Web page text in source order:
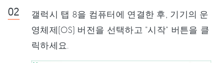
갤럭시 탭 8을 컴퓨터에 연결한 후, 기기의 운
영체제(OS) 버전을 선택하고 "시작" 버튼을 클
릭하세요.